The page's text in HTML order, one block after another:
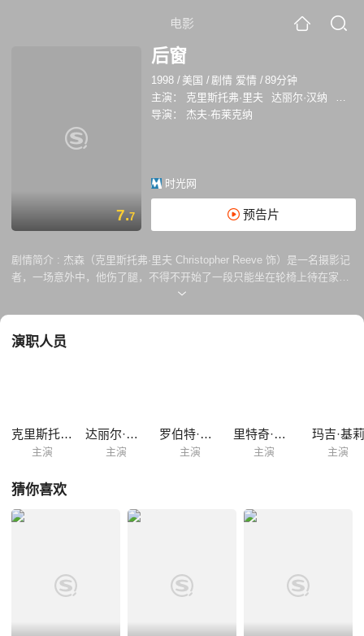
电影
7.7
后窗
1998 / 美国 /剧情 爱情 /89分钟
主演：
克里斯托弗·里夫 达丽尔·汉纳
罗伯
导演：
杰夫·布莱克纳
时光网
预告片
剧情简介 : 杰森（克里斯托弗·里夫 Christopher Reeve 饰）是一名摄影记
者，一场意外中，他伤了腿，不得不开始了一段只能坐在轮椅上待在家里
的生活。无聊的日子里，杰森最喜欢做的事情就是透过窗户窥视邻居们的
身体抱恙而常年卧床。杰森发现他们两人之间的感情并不是十分要好，常
演职人员
克里斯托弗·里夫
主演
达丽尔·汉纳
主演
罗伯特·福斯特
主演
里特奇·科斯特
主演
玛吉·基莉
主演
猜你喜欢